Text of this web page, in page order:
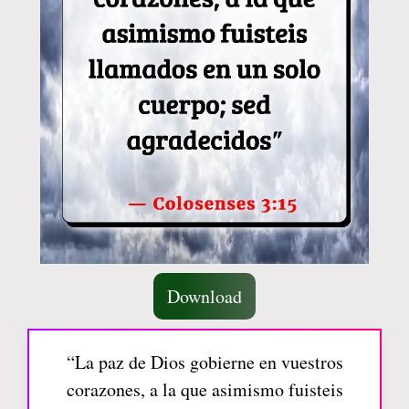
Download
“La paz de Dios gobierne en vuestros
corazones, a la que asimismo fuisteis